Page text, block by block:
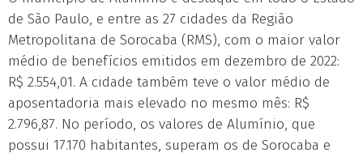
de São Paulo, e entre as 27 cidades da Região
Metropolitana de Sorocaba (RMS), com o maior valor
médio de benefícios emitidos em dezembro de 2022:
R$ 2.554,01. A cidade também teve o valor médio de
aposentadoria mais elevado no mesmo mês: R$
2.796,87. No período, os valores de Alumínio, que
possui 17.170 habitantes, superam os de Sorocaba e